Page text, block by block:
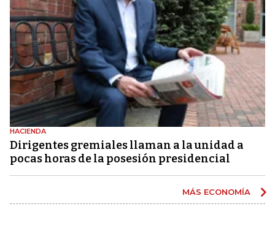
HACIENDA
Dirigentes gremiales llaman a la unidad a
pocas horas de la posesión presidencial
MÁS ECONOMÍA